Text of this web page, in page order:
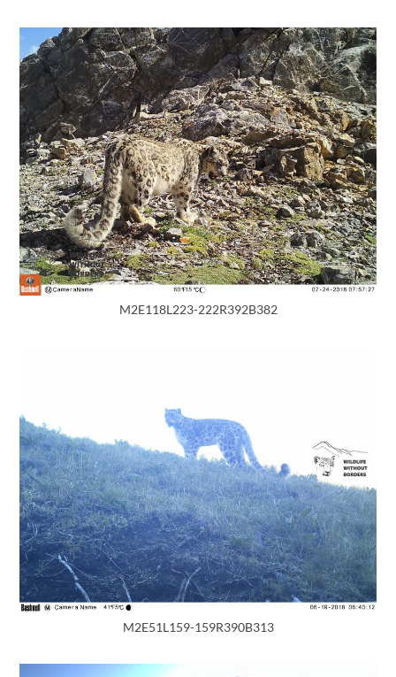
M2E118L223-222R392B382
M2E51L159-159R390B313